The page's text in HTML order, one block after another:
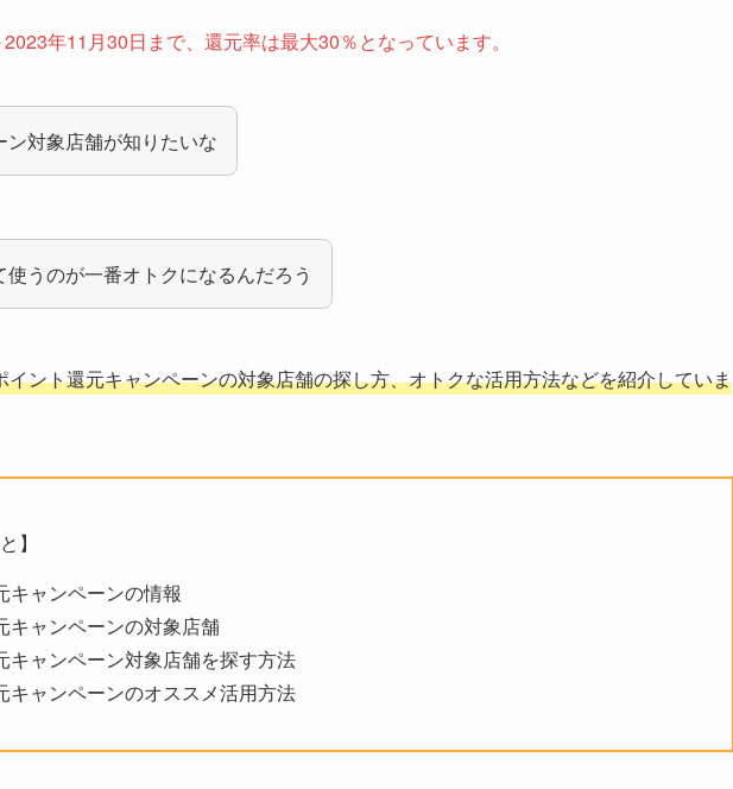
年11月30日まで、還元率は最大30％となっています。
ン対象店舗が知りたいな
使うのが一番オトクになるんだろう
イント還元キャンペーンの対象店舗の探し方、オトクな活用方法などを紹介していま
】
キャンペーンの情報
キャンペーンの対象店舗
キャンペーン対象店舗を探す方法
キャンペーンのオススメ活用方法